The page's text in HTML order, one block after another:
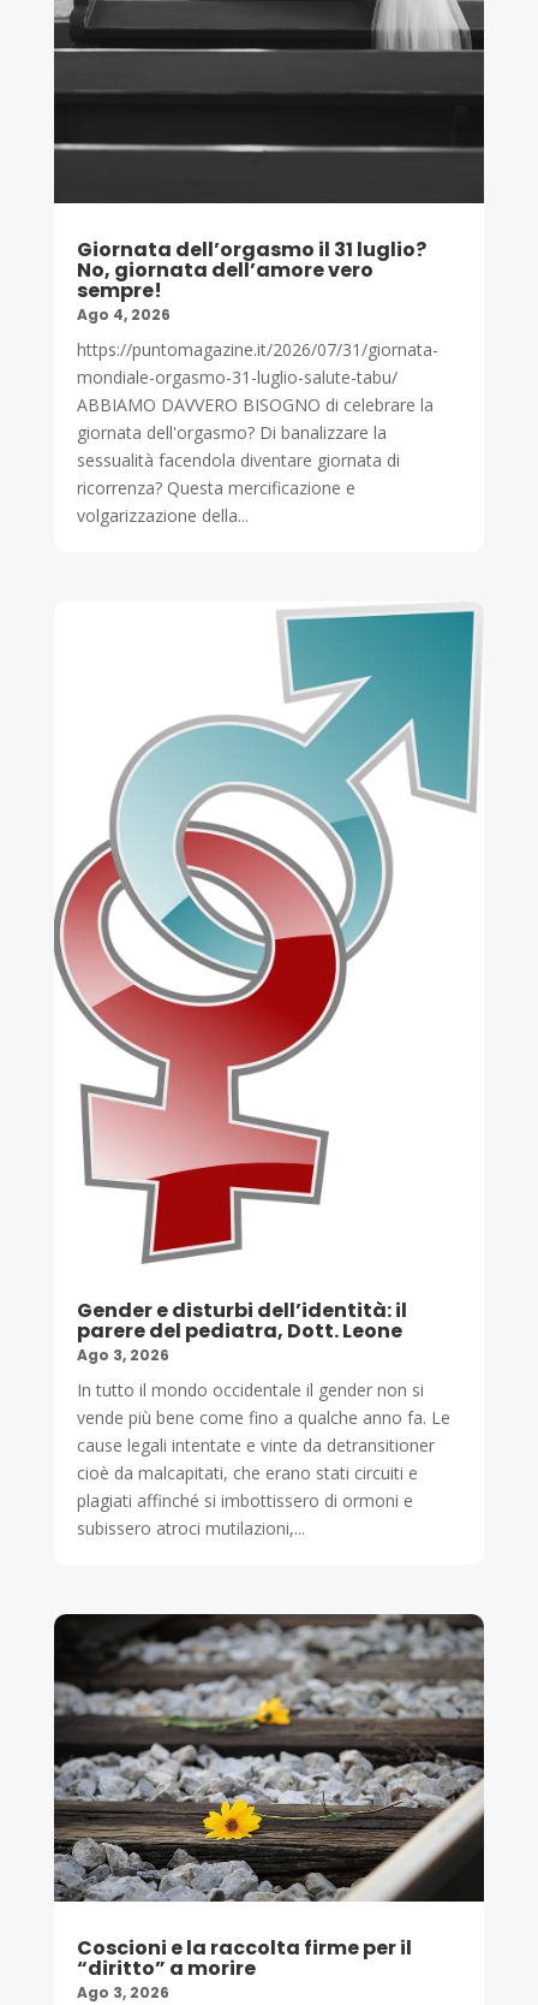
Giornata dell’orgasmo il 31 luglio?
No, giornata dell’amore vero
sempre!
Ago 4, 2026
https://puntomagazine.it/2026/07/31/giornata-
mondiale-orgasmo-31-luglio-salute-tabu/
ABBIAMO DAVVERO BISOGNO di celebrare la
giornata dell'orgasmo? Di banalizzare la
sessualità facendola diventare giornata di
ricorrenza? Questa mercificazione e
volgarizzazione della...
Gender e disturbi dell’identità: il
parere del pediatra, Dott. Leone
Ago 3, 2026
In tutto il mondo occidentale il gender non si
vende più bene come fino a qualche anno fa. Le
cause legali intentate e vinte da detransitioner
cioè da malcapitati, che erano stati circuiti e
plagiati affinché si imbottissero di ormoni e
subissero atroci mutilazioni,...
Coscioni e la raccolta firme per il
“diritto” a morire
Ago 3, 2026